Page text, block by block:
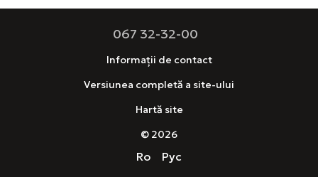
067 32-32-00
Informații de contact
Versiunea completă a site-ului
Hartă site
© 2026
Ro Рус